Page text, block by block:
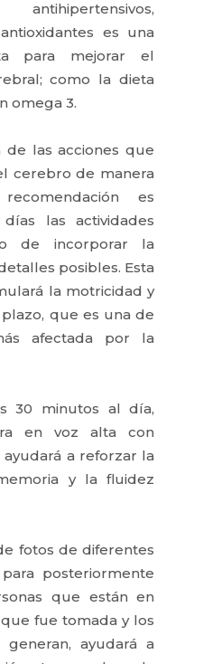
es una
para mejorar el
como la dieta
omega 3.
de las acciones que
cerebro de manera
es
las actividades
de incorporar la
posibles. Esta
la motricidad y
que es una de
afectada por la
30 minutos al día,
en voz alta con
a reforzar la
y la fluidez
fotos de diferentes
posteriormente
que están en
fue tomada y los
ayudará a